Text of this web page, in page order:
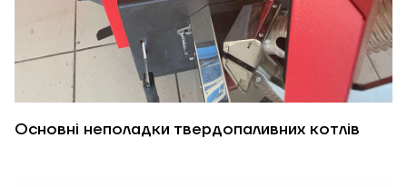
Основні неполадки твердопаливних котлів